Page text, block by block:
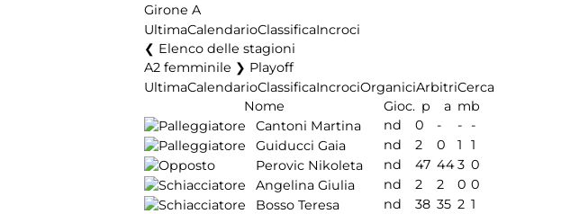
Girone A
UltimaCalendarioClassificaIncroci
Elenco delle stagioni
A2 femminile ❯ Playoff
UltimaCalendarioClassificaIncrociOrganiciArbitriCerca
Nome
Gioc. p a mb
Cantoni Martina
nd 0 - -
-
Guiducci Gaia
nd 2 0 1
1
Perovic Nikoleta
nd 47 443 0
Angelina Giulia
nd 2 2 0 0
Bosso Teresa
nd 38 35 2 1